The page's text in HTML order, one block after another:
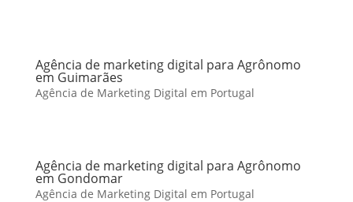
Agência de marketing digital para Agrônomo
em Guimarães
Agência de Marketing Digital em Portugal
Agência de marketing digital para Agrônomo
em Gondomar
Agência de Marketing Digital em Portugal